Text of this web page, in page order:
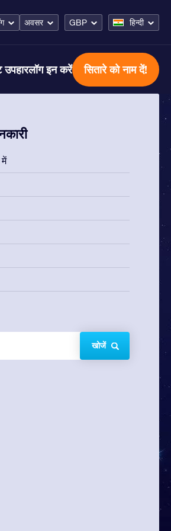
अवसर GBP हिन्दी
उपहारलॉग इन करें सितारे को नाम दें!
खोजें